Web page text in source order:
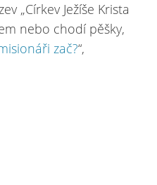
„Církev Ježíše Krista
nebo chodí pěšky,
zač?“,